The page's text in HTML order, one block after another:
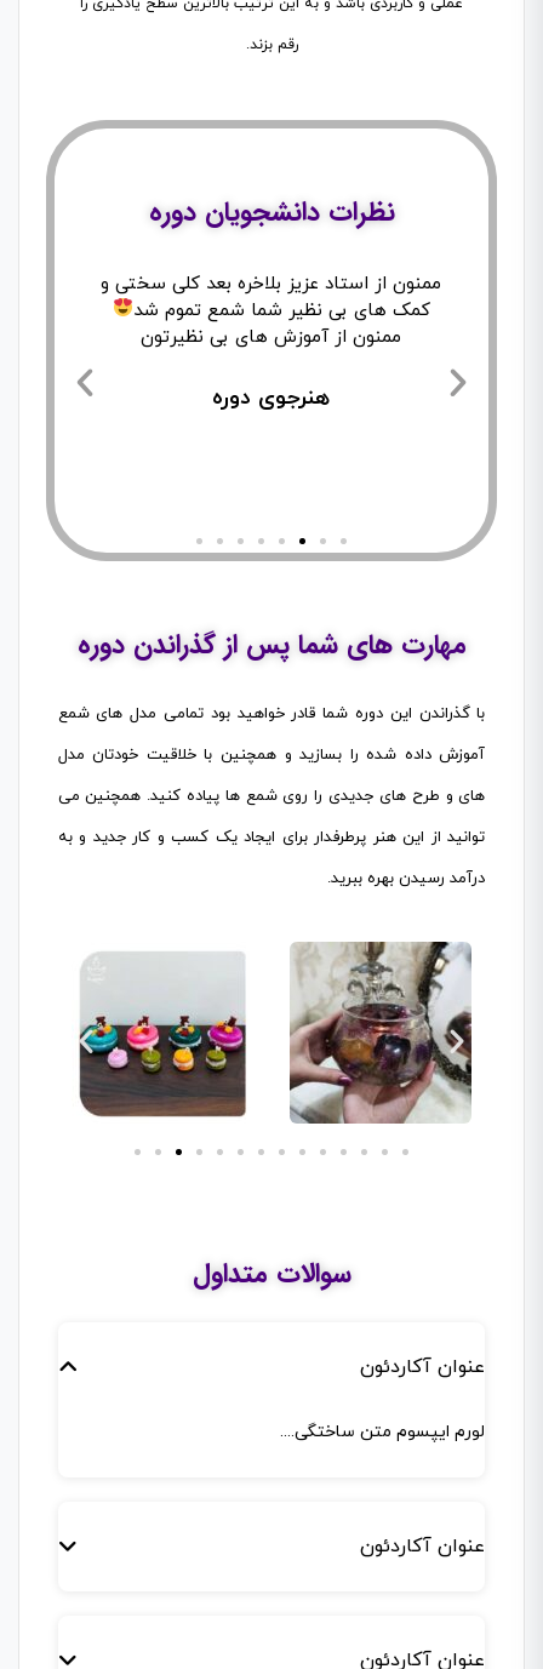
رقم بزند.
نظرات دانشجویان دوره
ممنون از استاد عزیز بلاخره بعد کلی سختی و
کمک های بی نظیر شما شمع تموم شد
ممنون از آموزش های بی نظیرتون
هنرجوی دوره
مهارت های شما پس از گذراندن دوره
با گذراندن این دوره شما قادر خواهید بود تمامی مدل های شمع
آموزش داده شده را بسازید و همچنین با خلاقیت خودتان مدل
های و طرح های جدیدی را روی شمع ها پیاده کنید. همچنین می
توانید از این هنر پرطرفدار برای ایجاد یک کسب و کار جدید و به
درآمد رسیدن بهره ببرید.
سوالات متداول
عنوان آکاردئون
لورم ایپسوم متن ساختگی....
عنوان آکاردئون
عنوان آکاردئون